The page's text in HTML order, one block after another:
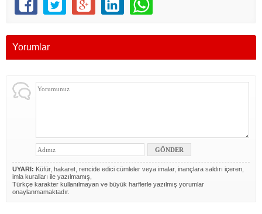
Yorumlar
UYARI: Küfür, hakaret, rencide edici cümleler veya imalar, inançlara saldırı içeren,
imla kuralları ile yazılmamış,
Türkçe karakter kullanılmayan ve büyük harflerle yazılmış yorumlar
onaylanmamaktadır.